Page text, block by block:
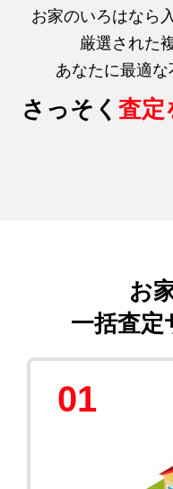
お家のいろはなら
厳選された
あなたに最適
さっそく 査定
お
一括査定
01